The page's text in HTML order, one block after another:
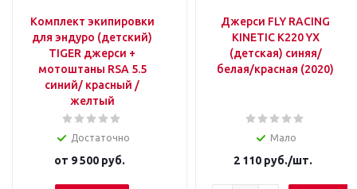
Комплект экипировки
для эндуро (детский)
TIGER джерси +
мотоштаны RSA 5.5
синий/ красный /
желтый
Достаточно
от 9 500 руб.
Джерси FLY RACING
KINETIC K220 YX
(детская) синяя/
белая/красная (2020)
Мало
2 110руб./шт.